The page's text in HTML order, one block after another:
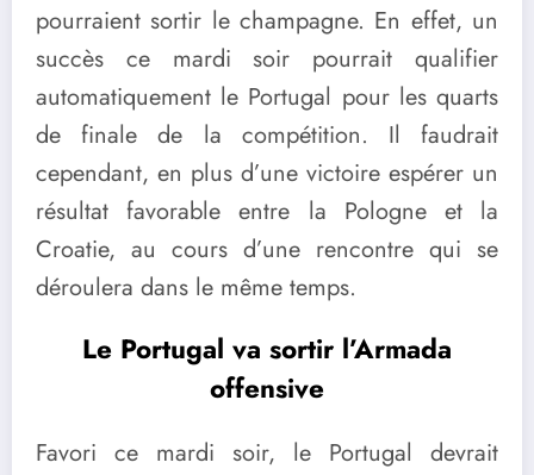
pourraient sortir le champagne. En effet, un
succès ce mardi soir pourrait qualifier
automatiquement le Portugal pour les quarts
de finale de la compétition. Il faudrait
cependant, en plus d’une victoire espérer un
résultat favorable entre la Pologne et la
Croatie, au cours d’une rencontre qui se
déroulera dans le même temps.
Le Portugal va sortir l’Armada
offensive
Favori ce mardi soir, le Portugal devrait